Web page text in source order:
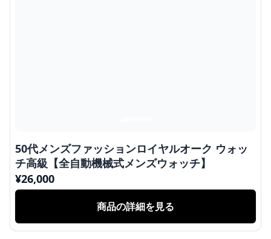
50代メンズファッションロイヤルオーク ウォッ
チ高級【全自動機械式メンズウォッチ】
¥26,000
商品の詳細を見る